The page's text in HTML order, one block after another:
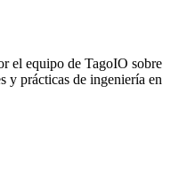
el equipo de TagoIO sobre
y prácticas de ingeniería en